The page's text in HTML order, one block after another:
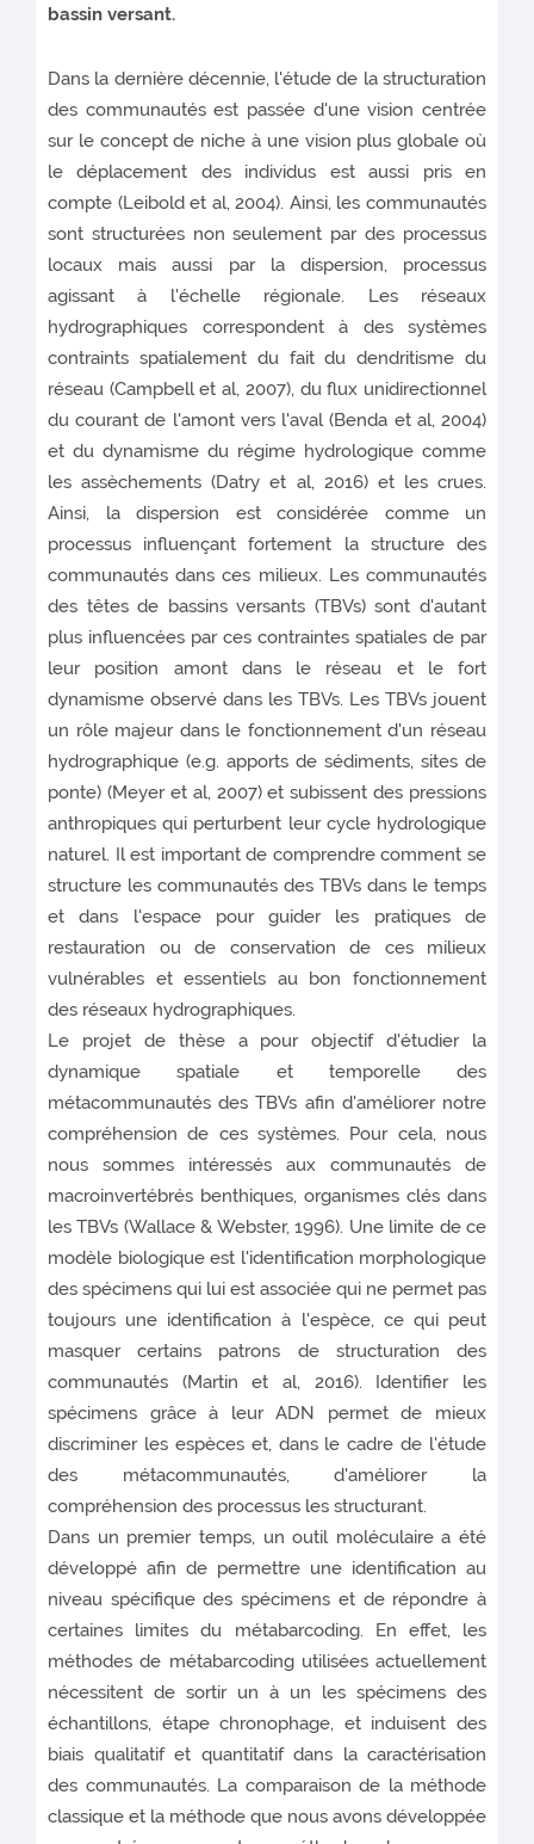
bassin versant.
Dans la dernière décennie, l'étude de la structuration
des communautés est passée d'une vision centrée
sur le concept de niche à une vision plus globale où
le déplacement des individus est aussi pris en
compte (Leibold et al, 2004). Ainsi, les communautés
sont structurées non seulement par des processus
locaux mais aussi par la dispersion, processus
agissant à l'échelle régionale. Les réseaux
hydrographiques correspondent à des systèmes
contraints spatialement du fait du dendritisme du
réseau (Campbell et al, 2007), du flux unidirectionnel
du courant de l'amont vers l'aval (Benda et al, 2004)
et du dynamisme du régime hydrologique comme
les assèchements (Datry et al, 2016) et les crues.
Ainsi, la dispersion est considérée comme un
processus influençant fortement la structure des
communautés dans ces milieux. Les communautés
des têtes de bassins versants (TBVs) sont d'autant
plus influencées par ces contraintes spatiales de par
leur position amont dans le réseau et le fort
dynamisme observé dans les TBVs. Les TBVs jouent
un rôle majeur dans le fonctionnement d'un réseau
hydrographique (e.g. apports de sédiments, sites de
ponte) (Meyer et al, 2007) et subissent des pressions
anthropiques qui perturbent leur cycle hydrologique
naturel. Il est important de comprendre comment se
structure les communautés des TBVs dans le temps
et dans l'espace pour guider les pratiques de
restauration ou de conservation de ces milieux
vulnérables et essentiels au bon fonctionnement
des réseaux hydrographiques.
Le projet de thèse a pour objectif d'étudier la
dynamique spatiale et temporelle des
métacommunautés des TBVs afin d'améliorer notre
compréhension de ces systèmes. Pour cela, nous
nous sommes intéressés aux communautés de
macroinvertébrés benthiques, organismes clés dans
les TBVs (Wallace & Webster, 1996). Une limite de ce
modèle biologique est l'identification morphologique
des spécimens qui lui est associée qui ne permet pas
toujours une identification à l'espèce, ce qui peut
masquer certains patrons de structuration des
communautés (Martin et al, 2016). Identifier les
spécimens grâce à leur ADN permet de mieux
discriminer les espèces et, dans le cadre de l'étude
des métacommunautés, d'améliorer la
compréhension des processus les structurant.
Dans un premier temps, un outil moléculaire a été
développé afin de permettre une identification au
niveau spécifique des spécimens et de répondre à
certaines limites du métabarcoding. En effet, les
méthodes de métabarcoding utilisées actuellement
nécessitent de sortir un à un les spécimens des
échantillons, étape chronophage, et induisent des
biais qualitatif et quantitatif dans la caractérisation
des communautés. La comparaison de la méthode
classique et la méthode que nous avons développée